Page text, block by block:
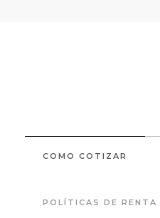
COMO COTIZAR
POLÍTICAS DE RENTA